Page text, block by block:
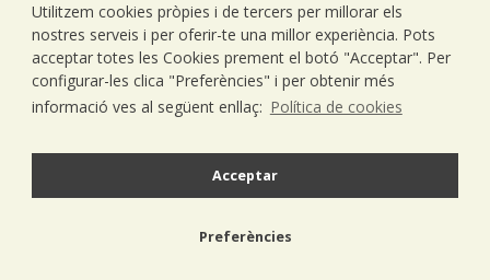
Ramells Ramoneda
Assessors - Consultors
C/ Balmes 203, 1º 1ª
08006 Barcelona
T..93 238 79 26
política de privacitat política de cookies
Utilitzem cookies pròpies i de tercers per millorar els
nostres serveis i per oferir-te una millor experiència. Pots
acceptar totes les Cookies prement el botó "Acceptar". Per
configurar-les clica "Preferències" i per obtenir més
informació ves al següent enllaç: Política de cookies
Acceptar
Preferències